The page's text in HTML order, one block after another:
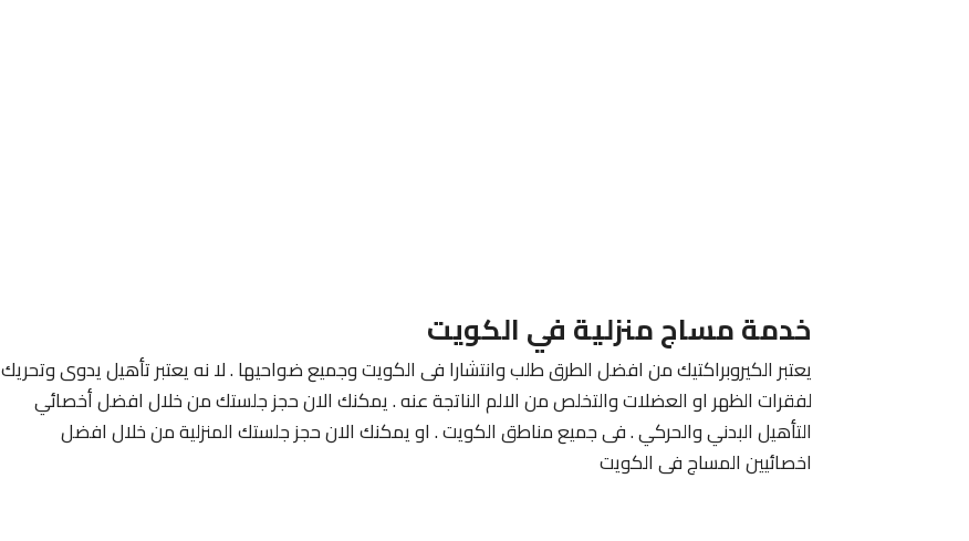
خدمة مساج منزلية في الكويت
يعتبر الكيروبراكتيك من افضل الطرق طلب وانتشارا فى الكويت وجميع ضواحيها . لا نه يعتبر تأهيل يدوى وتحريك
لفقرات الظهر او العضلات والتخلص من الالم الناتجة عنه . يمكنك الان حجز جلستك من خلال افضل أخصائي
التأهيل البدني والحركي . فى جميع مناطق الكويت . او يمكنك الان حجز جلستك المنزلية من خلال افضل
اخصائيين المساج فى الكويت